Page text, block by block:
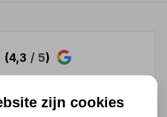
(4,3 / 5)
u besteld, dezelfde dag
zijn cookies